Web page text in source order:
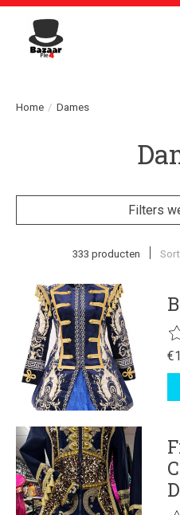
Home / Dames
Filters
333 producten